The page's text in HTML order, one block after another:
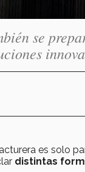
se
es solo
distintas